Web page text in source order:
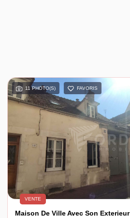
11 PHOTO(S) FAVORIS
VENTE
Maison De Ville Avec Son Exterieur